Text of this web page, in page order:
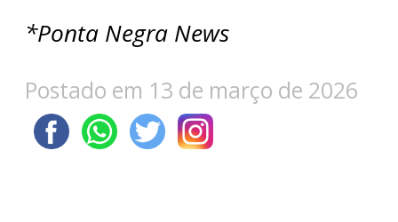
*Ponta Negra News
Postado em 13 de março de 2026